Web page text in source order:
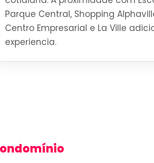
Parque Central, Shopping
Centro Empresarial e La Ville
experiencia.